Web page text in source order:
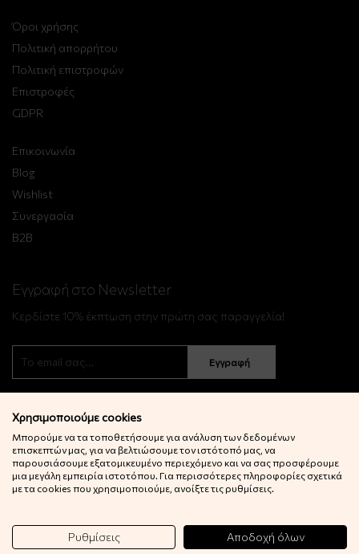
Όροι χρήσης
Πολιτική απορρήτου
Πολιτική επιστροφών
Επιστροφές
GDPR
Επικοινωνία
Blog
Wishlist
Συνεργασία
B2B
Εγγραφή στο Newsletter
Κερδίστε 10% έκπτωση στην πρώτη σας παραγγελία!
Εγγραφή
© 2022 Little Big Things. Αll rights reserved.
Χρησιμοποιούμε cookies
Μπορούμε να τα τοποθετήσουμε για ανάλυση των δεδομένων
επισκεπτών μας, για να βελτιώσουμε τον ιστότοπό μας, να
παρουσιάσουμε εξατομικευμένο περιεχόμενο και να σας προσφέρουμε
μια μεγάλη εμπειρία ιστοτόπου. Για περισσότερες πληροφορίες σχετικά
με τα cookies που χρησιμοποιούμε, ανοίξτε τις ρυθμίσεις.
Ρυθμίσεις Αποδοχή όλων